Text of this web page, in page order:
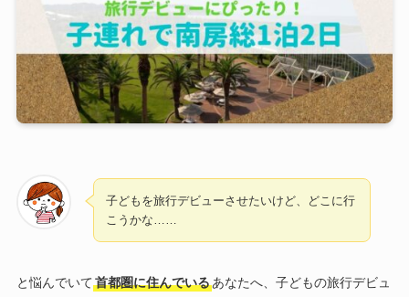
子どもを旅行デビューさせたいけど、どこに行
こうかな……
と悩んでいて首都圏に住んでいるあなたへ、子どもの旅行デビュ